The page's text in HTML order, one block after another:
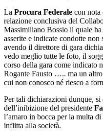
La Procura Federale con nota
relazione conclusiva del
Massimiliano Bossio il quale
asserite e indicate condotte
avendo il direttore di gara
vedo meglio tutte le foto, il
corso della gara come indicato
Rogante Fausto ….. ma un
cui non conosco né riesco a
Per tali dichiarazioni dunque,
dell’inibizione del presidente
l’amaro in bocca per la multa
inflitta alla società.